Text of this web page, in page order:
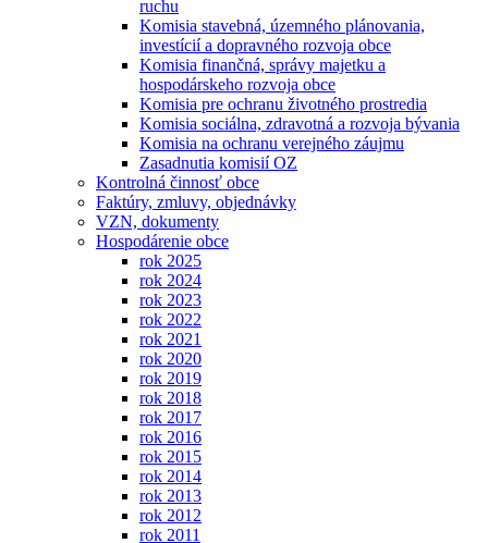
ruchu
Komisia stavebná, územného plánovania,
investícií a dopravného rozvoja obce
Komisia finančná, správy majetku a
hospodárskeho rozvoja obce
Komisia pre ochranu životného prostredia
Komisia sociálna, zdravotná a rozvoja bývania
Komisia na ochranu verejného záujmu
Zasadnutia komisií OZ
Kontrolná činnosť obce
Faktúry, zmluvy, objednávky
VZN, dokumenty
Hospodárenie obce
rok 2025
rok 2024
rok 2023
rok 2022
rok 2021
rok 2020
rok 2019
rok 2018
rok 2017
rok 2016
rok 2015
rok 2014
rok 2013
rok 2012
rok 2011